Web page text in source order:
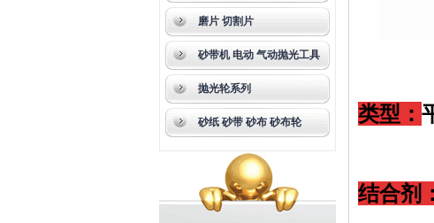
磨片 切割片
砂带机 电动 气动抛光工具
抛光轮系列
砂纸 砂带 砂布 砂布轮 类型：
结合剂：